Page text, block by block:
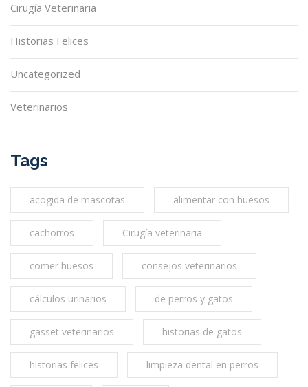
Cirugía Veterinaria
Historias Felices
Uncategorized
Veterinarios
Tags
acogida de mascotas alimentar con huesos
cachorros Cirugía veterinaria
comer huesos consejos veterinarios
cálculos urinarios de perros y gatos
gasset veterinarios historias de gatos
historias felices limpieza dental en perros